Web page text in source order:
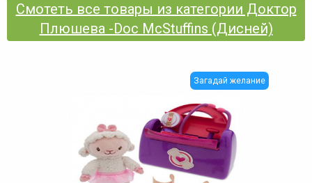
Смотеть все товары из категории Доктор
Плюшева -Doc McStuffins (Дисней)
Загадай желание